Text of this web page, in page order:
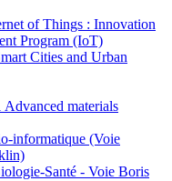
of Things : Innovation
Program (IoT)
Cities and Urban
materials
informatique (Voie
Santé - Voie Boris